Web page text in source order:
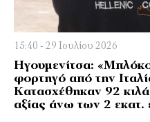
15:40 - 29 Ιουλίου 2026
Ηγουμενίτσα:
φορτηγό από την
Κατασχέθηκαν 92
αξίας άνω των 2 εκατ.